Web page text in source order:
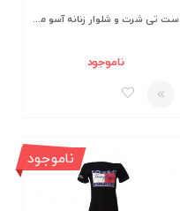
ست تی شرت و شلوار زنانه آسو مدل S458
ناموجود
ناموجود